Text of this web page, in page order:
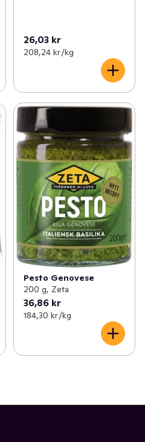
26,03 kr
208,24 kr /kg
Pesto Genovese
200 g, Zeta
36,86 kr
184,30 kr /kg